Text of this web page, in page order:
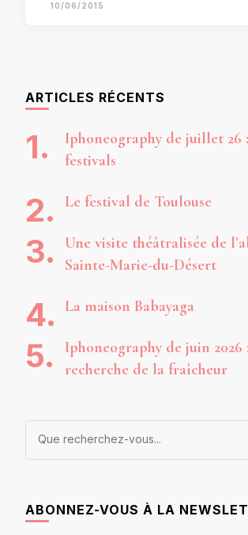
10/06/2015
ARTICLES RÉCENTS
Iphoneography de juillet 26
festivals
Le festival de Toulouse
Une visite théâtralisée de
Sainte-Marie-du-Désert
La maison Babayaga
Iphoneography de juin 2026
recherche de la fraîcheur
Vous
ABONNEZ-VOUS À LA